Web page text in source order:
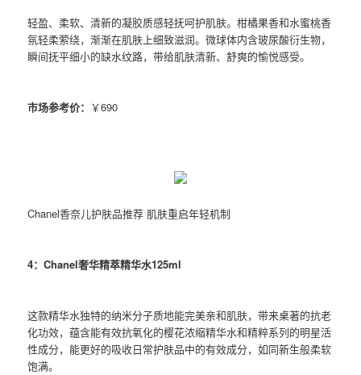
轻盈、柔软、清新的凝胶质感轻抚呵护肌肤。柑橘果香和水蜜桃香
氛轻柔萦绕，渐渐在肌肤上细致滋润。微球体内含玻尿酸衍生物，
瞬间抚平细小的缺水纹路，带给肌肤清新、舒爽的愉悦感受。
市场参考价： ￥690
Chanel香奈儿护肤品推荐 肌肤重启年轻机制
4：Chanel奢华精萃精华水125ml
这款精华水独特的纳米分子质地能完美亲和肌肤，带来桌著的抗老
化功效，蕴含能有效抗氧化的樱花浓缩精华水和精粹系列的明星活
性成分，能更好的吸收日常护肤品中的有效成分，如同新生般柔软
饱满。